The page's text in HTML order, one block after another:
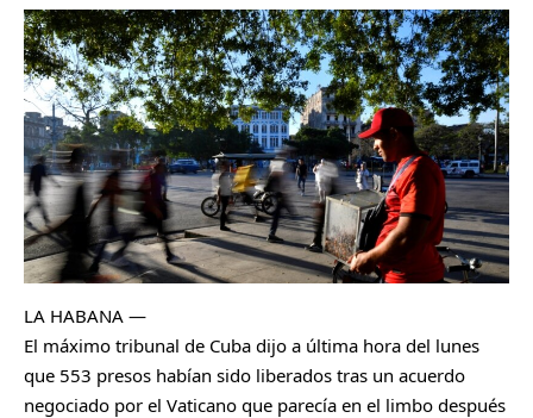
LA HABANA —
El máximo tribunal de Cuba dijo a última hora del lunes
que 553 presos habían sido liberados tras un acuerdo
negociado por el Vaticano que parecía en el limbo después